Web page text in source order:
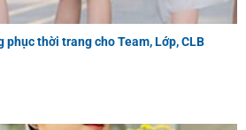
phục thời trang cho Team, Lớp, CLB